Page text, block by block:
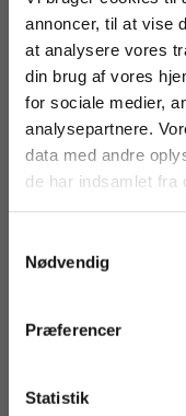
annoncer, til at vise
at analysere vores
din brug af vores
for sociale medier,
analysepartnere.
data med andre
de har indsamlet fra
Nødvendig
Præferencer
Statistik
andre
Havens pleje –
illustreret og
stikord. Den er
Biering.
Andre har
For
studerende.
vist priser